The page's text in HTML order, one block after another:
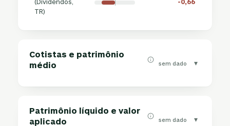
TR)
Cotistas e patrimônio
médio
sem dado ▾
Patrimônio líquido e valor
aplicado
sem dado ▾